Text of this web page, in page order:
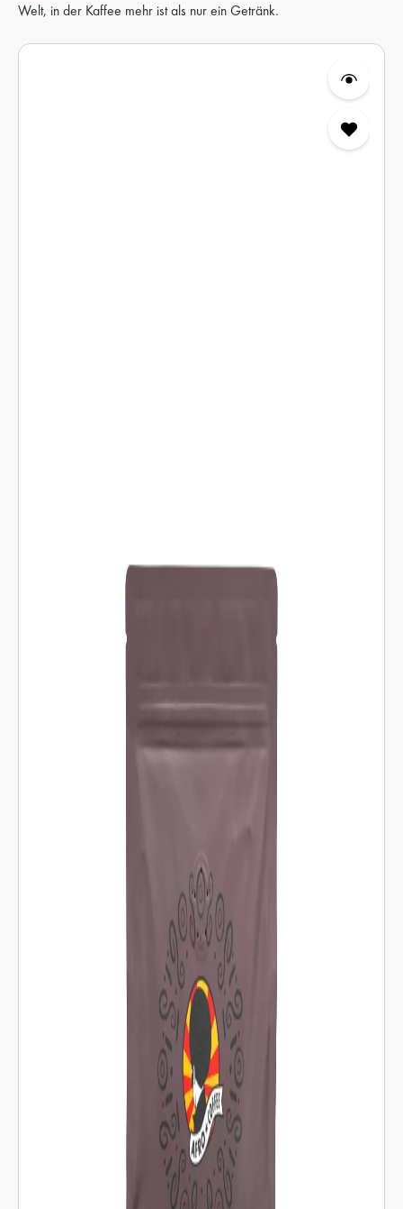
Welt, in der Kaffee mehr ist als nur ein Getränk.
Produktgalerie überspringen